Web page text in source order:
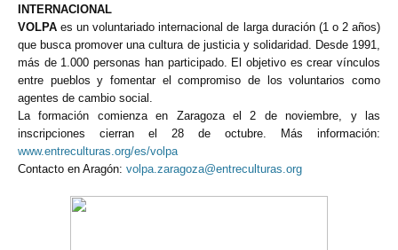
INTERNACIONAL
VOLPA es un voluntariado internacional de larga duración (1 o 2 años)
que busca promover una cultura de justicia y solidaridad. Desde 1991,
más de 1.000 personas han participado. El objetivo es crear vínculos
entre pueblos y fomentar el compromiso de los voluntarios como
agentes de cambio social.
La formación comienza en Zaragoza el 2 de noviembre, y las
inscripciones cierran el 28 de octubre. Más información:
www.entreculturas.org/es/volpa
Contacto en Aragón: volpa.zaragoza@entreculturas.org